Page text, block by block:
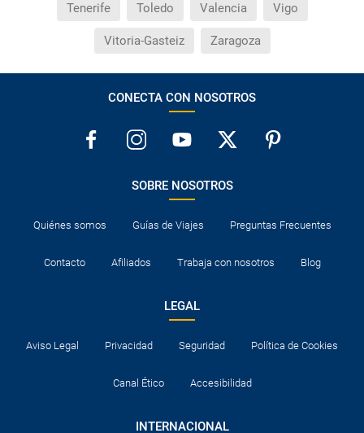
Tenerife Toledo Valencia Vigo
Vitoria-Gasteiz Zaragoza
CONECTA CON NOSOTROS
SOBRE NOSOTROS
Quiénes somos Guías de Viajes Preguntas Frecuentes
Contacto Afiliados Trabaja con nosotros Blog
LEGAL
Aviso Legal Privacidad Seguridad Política de Cookies
Canal Ético Accesibilidad
INTERNACIONAL